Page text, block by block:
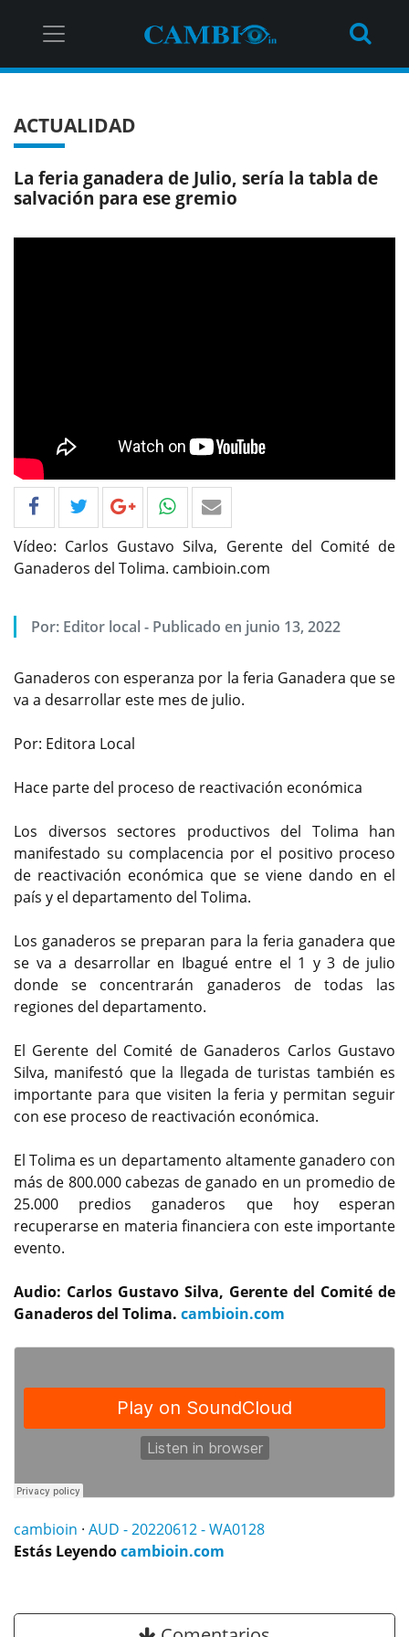
ACTUALIDAD
La feria ganadera de Julio, sería la tabla de
salvación para ese gremio
Vídeo: Carlos Gustavo Silva, Gerente del Comité de
Ganaderos del Tolima. cambioin.com
Por: Editor local - Publicado en junio 13, 2022
Ganaderos con esperanza por la feria Ganadera que se
va a desarrollar este mes de julio.
Por: Editora Local
Hace parte del proceso de reactivación económica
Los diversos sectores productivos del Tolima han
manifestado su complacencia por el positivo proceso
de reactivación económica que se viene dando en el
país y el departamento del Tolima.
Los ganaderos se preparan para la feria ganadera que
se va a desarrollar en Ibagué entre el 1 y 3 de julio
donde se concentrarán ganaderos de todas las
regiones del departamento.
El Gerente del Comité de Ganaderos Carlos Gustavo
Silva, manifestó que la llegada de turistas también es
importante para que visiten la feria y permitan seguir
con ese proceso de reactivación económica.
El Tolima es un departamento altamente ganadero con
más de 800.000 cabezas de ganado en un promedio de
25.000 predios ganaderos que hoy esperan
recuperarse en materia financiera con este importante
evento.
Audio: Carlos Gustavo Silva, Gerente del Comité de
Ganaderos del Tolima. cambioin.com
cambioin · AUD - 20220612 - WA0128
Estás Leyendocambioin.com